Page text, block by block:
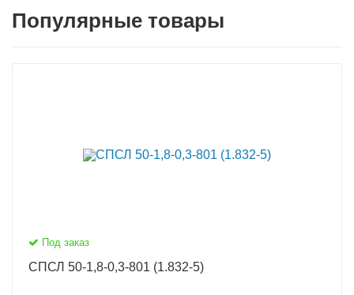
Популярные товары
Под заказ
СПСЛ 50-1,8-0,3-801 (1.832-5)